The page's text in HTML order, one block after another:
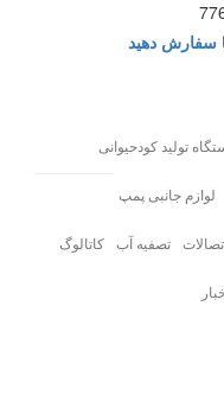
سفارش دهید
تولید کودحیوانی
لوازم جانبی پمپ
تصفیه آب کاتالوگ